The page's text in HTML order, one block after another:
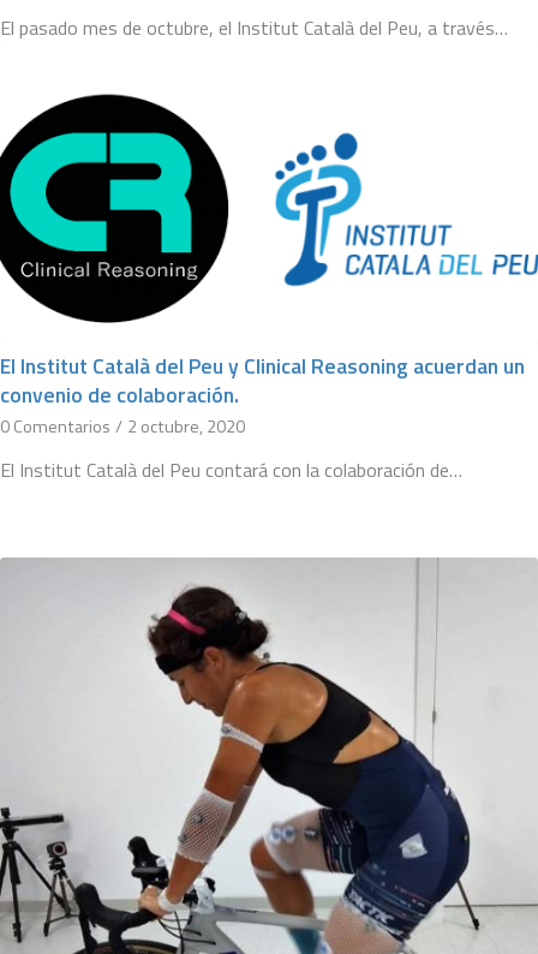
El pasado mes de octubre, el Institut Català del Peu, a través…
El Institut Català del Peu y Clinical Reasoning acuerdan un
convenio de colaboración.
0 Comentarios / 2 octubre, 2020
El Institut Català del Peu contará con la colaboración de…